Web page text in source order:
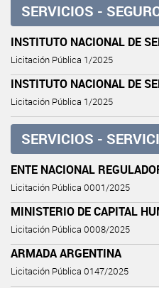
SERVICIOS -
INSTITUTO NACIONAL DE
Licitación Pública 1/2025
INSTITUTO NACIONAL DE
Licitación Pública 1/2025
SERVICIOS -
ENTE NACIONAL
Licitación Pública 0001/2025
MINISTERIO DE CAPITAL
Licitación Pública 0008/2025
ARMADA ARGENTINA
Licitación Pública 0147/2025